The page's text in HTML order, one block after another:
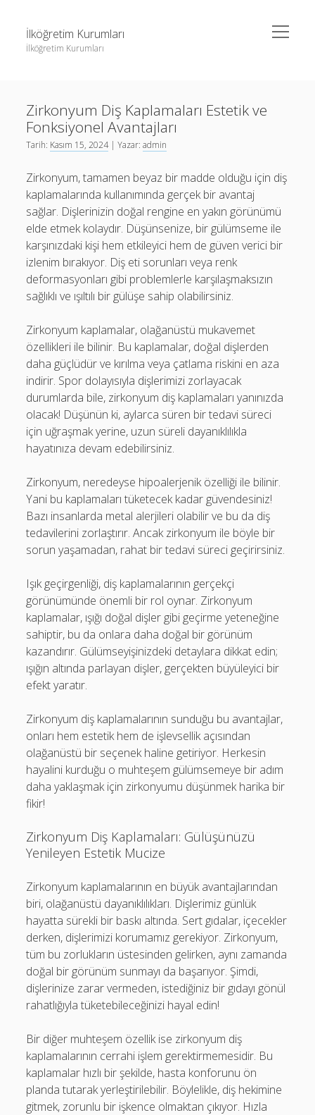
İlköğretim Kurumları
İlköğretim Kurumları
menüyü
aç
Sayfa Listesi
Spotify Dinlenme Gönderme Hilesi Parasız
Twitter Profil Resmi Kalite Sorunu
Liste
Spotify Dinlenme Gönderme Hilesi Parasız
Threads Takipçi Yükseltme Hilesi
Twitter Profil Resmi Kalite Sorunu
Zirkonyum Diş Kaplamaları Estetik ve
Fonksiyonel Avantajları
Tarih: Kasım 15, 2024| Yazar:admin
Zirkonyum, tamamen beyaz bir madde olduğu için diş
kaplamalarında kullanımında gerçek bir avantaj
sağlar. Dişlerinizin doğal rengine en yakın görünümü
elde etmek kolaydır. Düşünsenize, bir gülümseme ile
karşınızdaki kişi hem etkileyici hem de güven verici bir
izlenim bırakıyor. Diş eti sorunları veya renk
deformasyonları gibi problemlerle karşılaşmaksızın
sağlıklı ve ışıltılı bir gülüşe sahip olabilirsiniz.
Zirkonyum kaplamalar, olağanüstü mukavemet
özellikleri ile bilinir. Bu kaplamalar, doğal dişlerden
daha güçlüdür ve kırılma veya çatlama riskini en aza
indirir. Spor dolayısıyla dişlerimizi zorlayacak
durumlarda bile, zirkonyum diş kaplamaları yanınızda
olacak! Düşünün ki, aylarca süren bir tedavi süreci
için uğraşmak yerine, uzun süreli dayanıklılıkla
hayatınıza devam edebilirsiniz.
Zirkonyum, neredeyse hipoalerjenik özelliği ile bilinir.
Yani bu kaplamaları tüketecek kadar güvendesiniz!
Bazı insanlarda metal alerjileri olabilir ve bu da diş
tedavilerini zorlaştırır. Ancak zirkonyum ile böyle bir
sorun yaşamadan, rahat bir tedavi süreci geçirirsiniz.
Işık geçirgenliği, diş kaplamalarının gerçekçi
görünümünde önemli bir rol oynar. Zirkonyum
kaplamalar, ışığı doğal dişler gibi geçirme yeteneğine
sahiptir, bu da onlara daha doğal bir görünüm
kazandırır. Gülümseyişinizdeki detaylara dikkat edin;
ışığın altında parlayan dişler, gerçekten büyüleyici bir
efekt yaratır.
Zirkonyum diş kaplamalarının sunduğu bu avantajlar,
onları hem estetik hem de işlevsellik açısından
olağanüstü bir seçenek haline getiriyor. Herkesin
hayalini kurduğu o muhteşem gülümsemeye bir adım
daha yaklaşmak için zirkonyumu düşünmek harika bir
fikir!
Zirkonyum Diş Kaplamaları: Gülüşünüzü
Yenileyen Estetik Mucize
Zirkonyum kaplamalarının en büyük avantajlarından
biri, olağanüstü dayanıklılıkları. Dişlerimiz günlük
hayatta sürekli bir baskı altında. Sert gıdalar, içecekler
derken, dişlerimizi korumamız gerekiyor. Zirkonyum,
tüm bu zorlukların üstesinden gelirken, aynı zamanda
doğal bir görünüm sunmayı da başarıyor. Şimdi,
dişlerinize zarar vermeden, istediğiniz bir gıdayı gönül
rahatlığıyla tüketebileceğinizi hayal edin!
Bir diğer muhteşem özellik ise zirkonyum diş
kaplamalarının cerrahi işlem gerektirmemesidir. Bu
kaplamalar hızlı bir şekilde, hasta konforunu ön
planda tutarak yerleştirilebilir. Böylelikle, diş hekimine
gitmek, zorunlu bir işkence olmaktan çıkıyor. Hızla